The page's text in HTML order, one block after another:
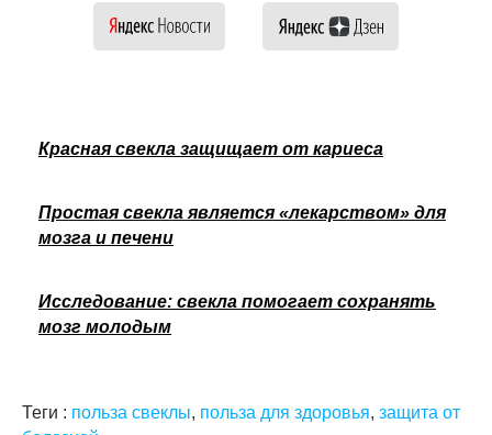
Красная свекла защищает от кариеса
Простая свекла является «лекарством» для
мозга и печени
Исследование: свекла помогает сохранять
мозг молодым
Теги : польза свеклы, польза для здоровья, защита от